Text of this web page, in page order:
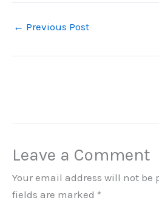
← Previous Post
Leave a Comment
Your email address will not be
fields are marked *